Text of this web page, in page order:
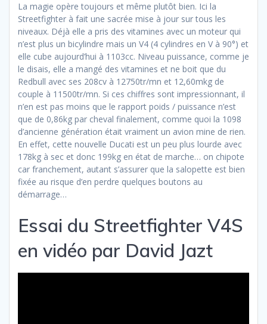
La magie opère toujours et même plutôt bien. Ici la
Streetfighter à fait une sacrée mise à jour sur tous les
niveaux. Déjà elle a pris des vitamines avec un moteur qui
n’est plus un bicylindre mais un V4 (4 cylindres en V à 90°) et
elle cube aujourd’hui à 1103cc. Niveau puissance, comme je
le disais, elle a mangé des vitamines et ne boit que du
Redbull avec ses 208cv à 12750tr/mn et 12,60mkg de
couple à 11500tr/mn. Si ces chiffres sont impressionnant, il
n’en est pas moins que le rapport poids / puissance n’est
que de 0,86kg par cheval finalement, comme quoi la 1098
d’ancienne génération était vraiment un avion mine de rien.
En effet, cette nouvelle Ducati est un peu plus lourde avec
178kg à sec et donc 199kg en état de marche… on chipote
car franchement, autant s’assurer que la salopette est bien
fixée au risque d’en perdre quelques boutons au
démarrage…
Essai du Streetfighter V4S
en vidéo par David Jazt